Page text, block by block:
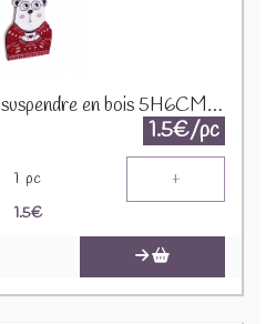
Ours Danada rouge à suspendre en bois 5H6CM 12160
1.5€/pc
1 pc +
1.5€